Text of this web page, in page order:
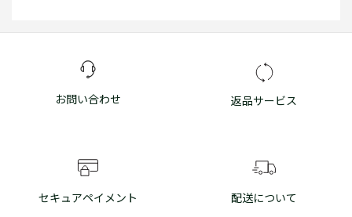
お問い合わせ 返品サービス
セキュアペイメント 配送について